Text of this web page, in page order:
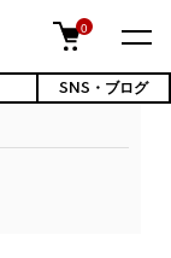
0
SNS・ブログ